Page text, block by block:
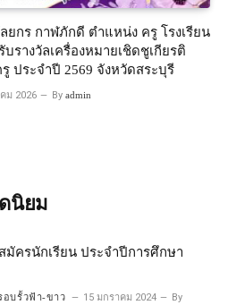
กร กาฬภักดี ตำแหน่ง ครู โรงเรียน
รางวัลเครื่องหมายเชิดชูเกียรติ
ประจำปี 2569 จังหวัดสระบุรี
ม 2026 By admin
นิยม
มัครนักเรียน ประจำปีการศึกษา
อบรั้วฟ้า-ขาว 15 มกราคม 2024 By